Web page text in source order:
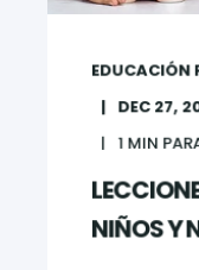
EDUCACIÓN
DEC 27,
1 MIN
NIÑOS Y